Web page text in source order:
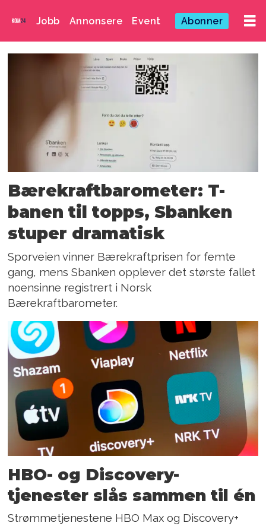
Jobb Annonsere Event Abonner
Emne:
max
Bærekraftbarometer: T-
banen til topps, Sbanken
stuper dramatisk
Sporveien vinner Bærekraft­prisen for femte
gang, mens Sbanken opplever det største fallet
noensinne registrert i Norsk
Bærekraftbarometer.
HBO- og Discovery-
tjenester slås sammen til én
Strømmetjenestene HBO Max og Discovery+